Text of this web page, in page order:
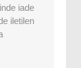
iade
iletilen